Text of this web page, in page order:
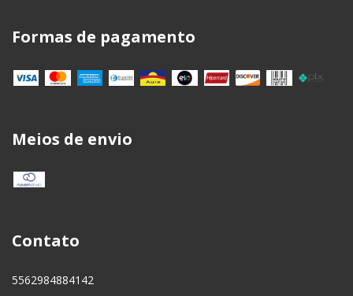
Formas de pagamento
Meios de envio
Contato
5562984884142